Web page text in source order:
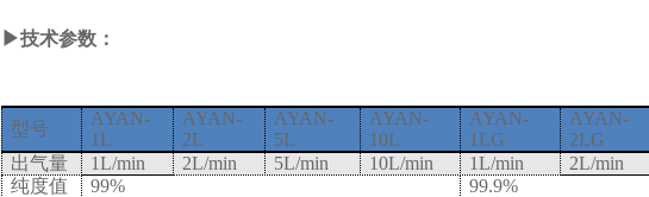
▶技术参数：
型号
AYAN-
1L
AYAN-
2L
AYAN-
5L
AYAN-
10L
AYAN-
1LG
AYAN-
2LG
出气量
1L/min 2L/min 5L/min 10L/min 1L/min 2L/min
纯度值
99%
99.9%